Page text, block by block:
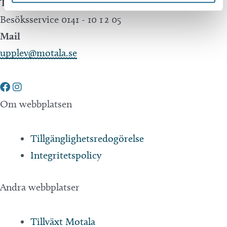
Besöksservice 0141 - 10 1 2 05
Mail
upplev@motala.se
Om webbplatsen
Tillgänglighetsredogörelse
Integritetspolicy
Andra webbplatser
Tillväxt Motala